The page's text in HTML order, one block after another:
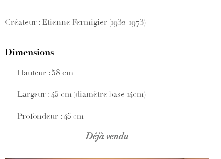
Créateur : Etienne Fermigier (1932-1973)
Dimensions
Hauteur : 58 cm
Largeur : 45 cm (diamètre base 14cm)
Profondeur : 45 cm
Déjà vendu